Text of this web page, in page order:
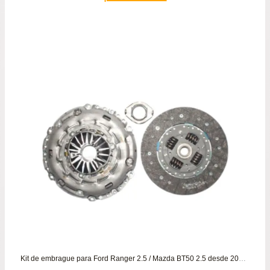
Kit de embrague para Ford Ranger 2.5 / Mazda BT50 2.5 desde 2006 hasta el 2014 LUK ORIGINAL